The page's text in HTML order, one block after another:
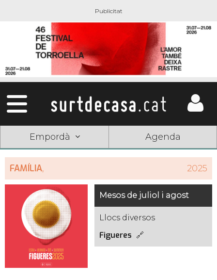
Empordà Agenda
FAMÍLIA, 2025
Mesos de juliol i agost
Llocs diversos
Figueres